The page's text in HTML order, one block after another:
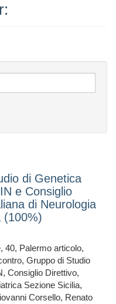
di Genetica
e Consiglio
di Neurologia
(100%)
40, Palermo articolo,
Gruppo di Studio
Consiglio Direttivo,
Sezione Sicilia,
Corsello, Renato